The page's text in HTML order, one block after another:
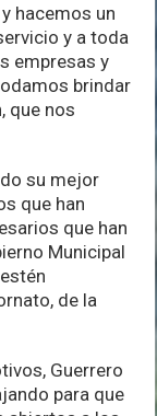
hacemos un
y a toda
empresas y
brindar
que nos
su mejor
que han
que han
Municipal
de la
Guerrero
para que